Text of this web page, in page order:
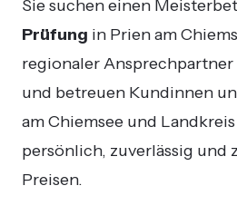
Sie suchen einen
Prüfung in Prien am
regionaler Ansprechpartner
und betreuen Kundinnen
am Chiemsee und
persönlich, zuverlässig und
Preisen.